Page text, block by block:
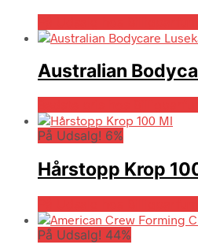
Australian
På Udsalg! 6%
Hårstopp Krop
På Udsalg! 44%